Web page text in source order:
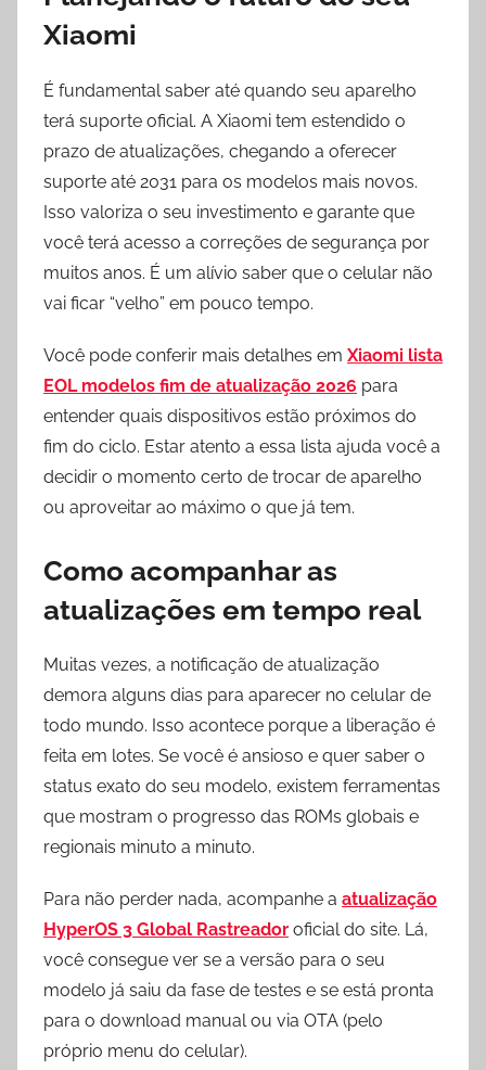
Xiaomi
É fundamental saber até quando seu aparelho
terá suporte oficial. A Xiaomi tem estendido o
prazo de atualizações, chegando a oferecer
suporte até 2031 para os modelos mais novos.
Isso valoriza o seu investimento e garante que
você terá acesso a correções de segurança por
muitos anos. É um alívio saber que o celular não
vai ficar “velho” em pouco tempo.
Você pode conferir mais detalhes em Xiaomi lista
EOL modelos fim de atualização 2026 para
entender quais dispositivos estão próximos do
fim do ciclo. Estar atento a essa lista ajuda você a
decidir o momento certo de trocar de aparelho
ou aproveitar ao máximo o que já tem.
Como acompanhar as
atualizações em tempo real
Muitas vezes, a notificação de atualização
demora alguns dias para aparecer no celular de
todo mundo. Isso acontece porque a liberação é
feita em lotes. Se você é ansioso e quer saber o
status exato do seu modelo, existem ferramentas
que mostram o progresso das ROMs globais e
regionais minuto a minuto.
Para não perder nada, acompanhe a atualização
HyperOS 3 Global Rastreador oficial do site. Lá,
você consegue ver se a versão para o seu
modelo já saiu da fase de testes e se está pronta
para o download manual ou via OTA (pelo
próprio menu do celular).